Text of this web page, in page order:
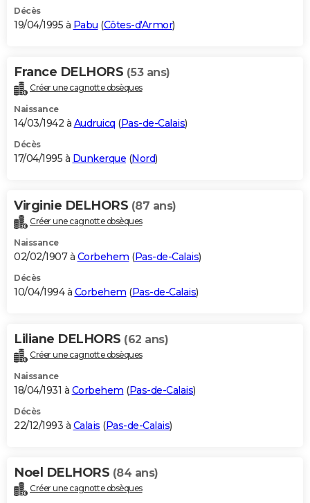
Décès
19/04/1995 à Pabu (Côtes-d'Armor)
France DELHORS (53 ans)
Créer une cagnotte obsèques
Naissance
14/03/1942 à Audruicq (Pas-de-Calais)
Décès
17/04/1995 à Dunkerque (Nord)
Virginie DELHORS (87 ans)
Créer une cagnotte obsèques
Naissance
02/02/1907 à Corbehem (Pas-de-Calais)
Décès
10/04/1994 à Corbehem (Pas-de-Calais)
Liliane DELHORS (62 ans)
Créer une cagnotte obsèques
Naissance
18/04/1931 à Corbehem (Pas-de-Calais)
Décès
22/12/1993 à Calais (Pas-de-Calais)
Noel DELHORS (84 ans)
Créer une cagnotte obsèques